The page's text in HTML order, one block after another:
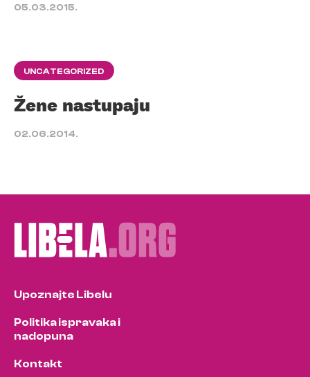
05.03.2015.
UNCATEGORIZED
Žene nastupaju
02.06.2014.
Upoznajte Libelu
Politika ispravaka i
nadopuna
Kontakt